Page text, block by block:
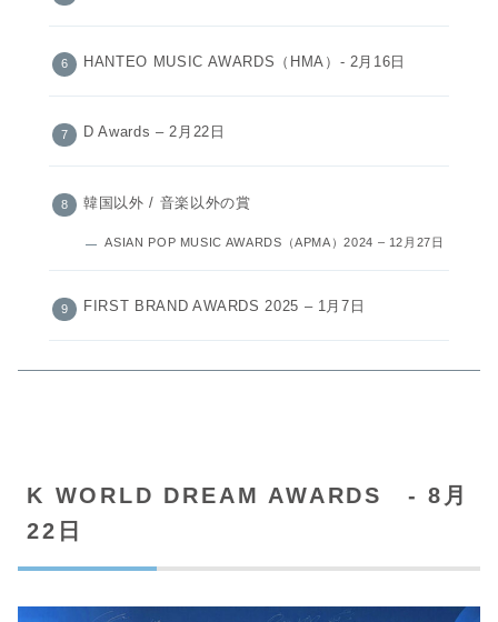
HANTEO MUSIC AWARDS（HMA）- 2月16日
D Awards – 2月22日
韓国以外 / 音楽以外の賞
ASIAN POP MUSIC AWARDS（APMA）2024 – 12月27日
FIRST BRAND AWARDS 2025 – 1月7日
K WORLD DREAM AWARDS - 8月
22日